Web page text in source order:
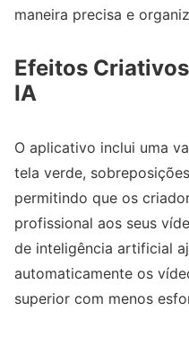
maneira precisa e
Efeitos
IA
O aplicativo inclui uma
tela verde,
permitindo que os
profissional aos seus
de inteligência artificial
automaticamente os
superior com menos